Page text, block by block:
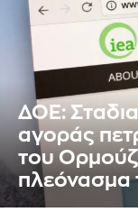
ΔΟΕ:
αγοράς
του Ορμούζ
πλεόνασμα